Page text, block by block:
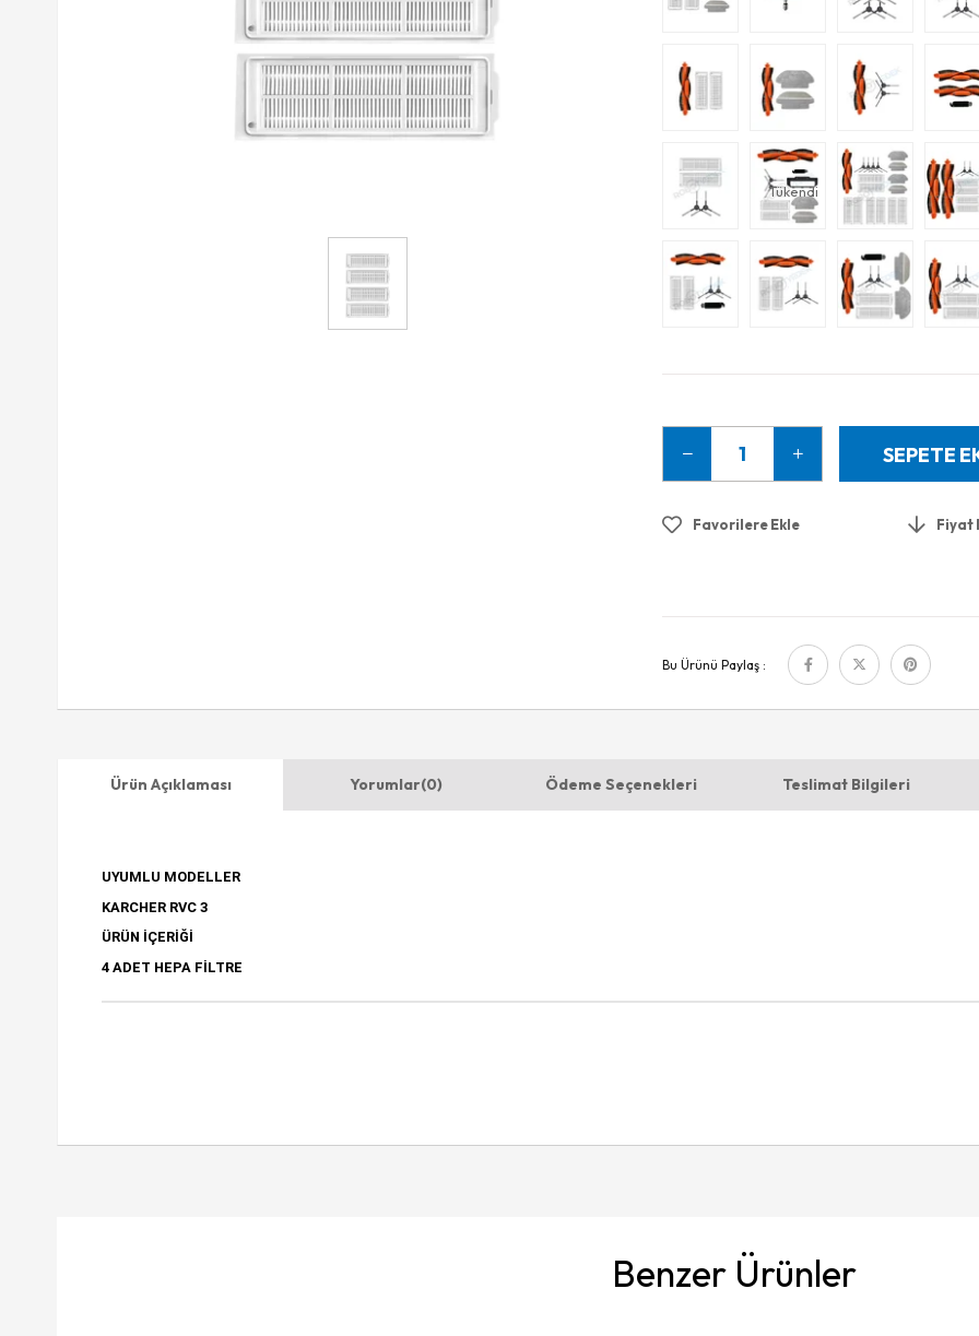
Tükendi
Favorilere Ekle Fiyat
Bu Ürünü Paylaş :
Ürün Açıklaması Yorumlar(0) Ödeme Seçenekleri Teslimat Bilgileri
UYUMLU MODELLER
KARCHER RVC 3
ÜRÜN İÇERİĞİ
4 ADET HEPA FİLTRE
Benzer Ürünler